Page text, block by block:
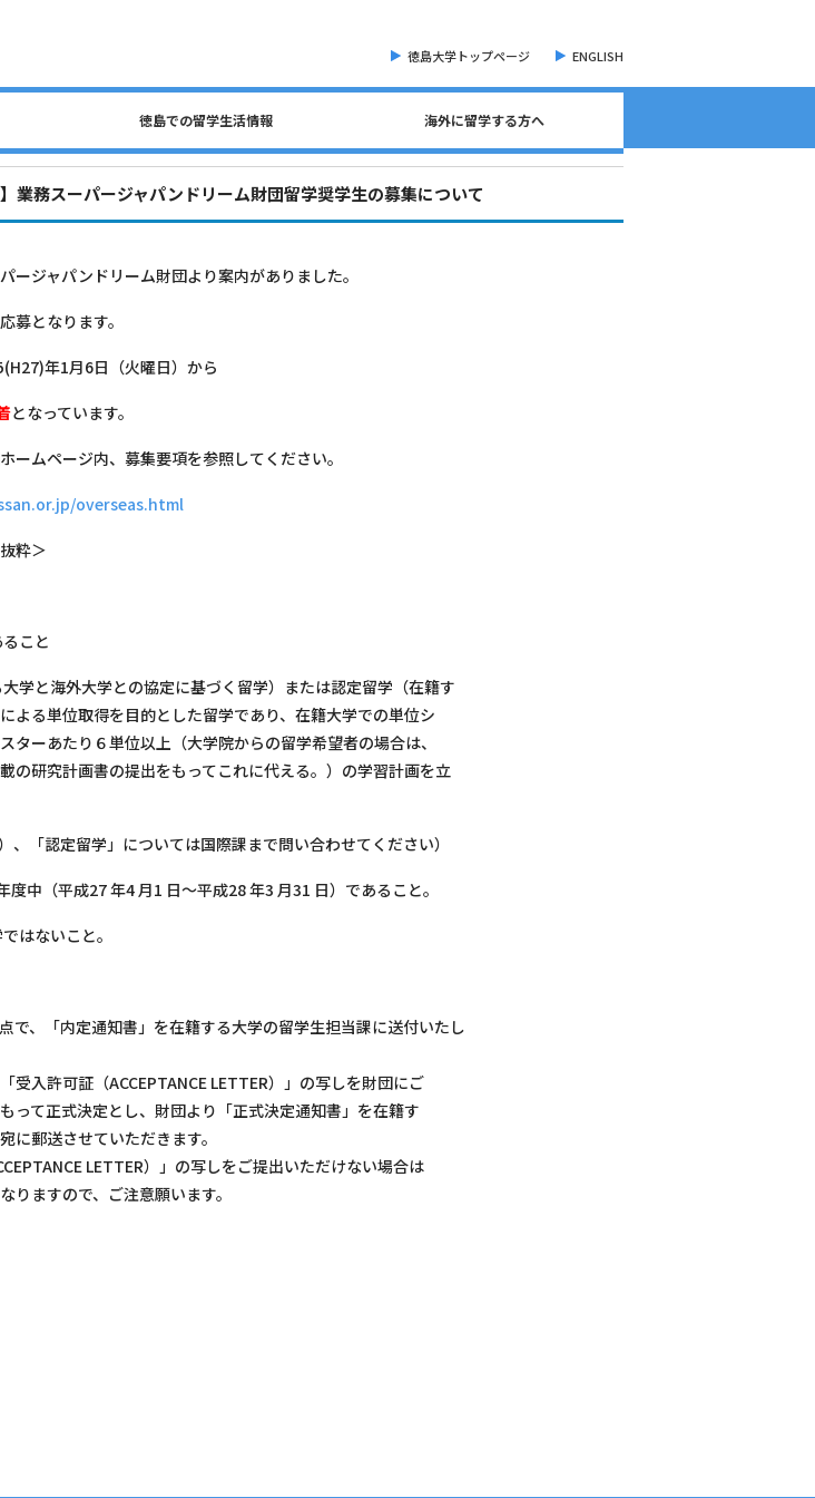
徳島大学トップページ ENGLISH
徳島での留学生活情報 海外に留学する方へ
】業務スーパージャパンドリーム財団留学奨学生の募集について
ージャパンドリーム財団より案内がありました。
募となります。
年1月6日（火曜日）から
となっています。
ームページ内、募集要項を参照してください。
overseas.html
粋＞
こと
学と海外大学との協定に基づく留学）または認定留学（在籍す
よる単位取得を目的とした留学であり、在籍大学での単位シ
ターあたり６単位以上（大学院からの留学希望者の場合は、
の研究計画書の提出をもってこれに代える。）の学習計画を立
「認定留学」については国際課まで問い合わせてください）
中（平成27 年4 月1 日～平成28 年3 月31 日）であること。
はないこと。
で、「内定通知書」を在籍する大学の留学生担当課に送付いたし
受入許可証（ACCEPTANCE LETTER）」の写しを財団にご
って正式決定とし、財団より「正式決定通知書」を在籍す
に郵送させていただきます。
LETTER）」の写しをご提出いただけない場合は
りますので、ご注意願います。